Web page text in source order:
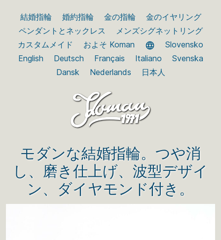
結婚指輪 婚約指輪 金の指輪
金のイヤリング
ペンダントとネックレス
メンズシグネットリング
カスタムメイド
およそ Koman
Slovensko
English
Deutsch Français Italiano
Svenska
Dansk
Nederlands 日本人
モダンな結婚指輪。つや消
し、磨き仕上げ、波型デザイ
ン、ダイヤモンド付き。